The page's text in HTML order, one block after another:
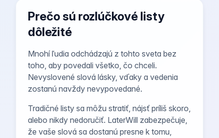
Prečo sú rozlúčkové listy
dôležité
Mnohí ľudia odchádzajú z tohto sveta bez
toho, aby povedali všetko, čo chceli.
Nevyslovené slová lásky, vďaky a vedenia
zostanú navždy nevypovedané.
Tradičné listy sa môžu stratiť, nájsť príliš skoro,
alebo nikdy nedoručiť. LaterWill zabezpečuje,
že vaše slová sa dostanú presne k tomu,